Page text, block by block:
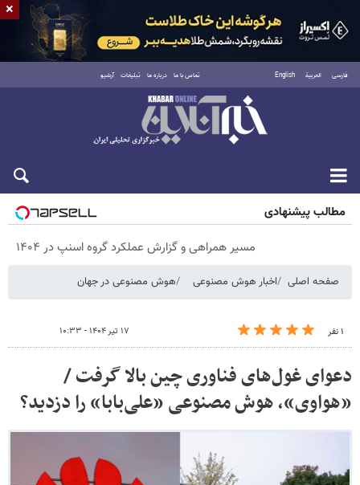
فارسی العربية English تماس با ما درباره ما تبلیغات آرشیو
پنجشنبه ۱۵ مرداد ۱۴۰۵
مطالب پیشنهادی
مسیر همراهی و گزارش عملکرد گروه اسنپ در ۱۴۰۴
صفحه اصلی اخبار هوش مصنوعی هوش مصنوعی در جهان
۱ نفر ۱۷ تیر ۱۴۰۴ - ۱۰:۳۳
دعوای غول‌های فناوری چین بالا گرفت /
«هواوی»، هوش مصنوعی «علی‌بابا» را دزدید؟
×